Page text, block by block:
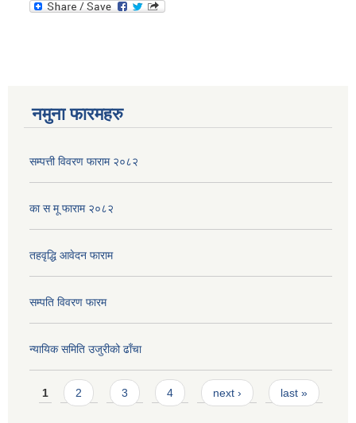
नमुना फारमहरु
सम्पत्ती विवरण फाराम २०८२
का स मू फाराम २०८२
तहवृद्धि आवेदन फाराम
सम्पति विवरण फारम
न्यायिक समिति उजुरीको ढाँचा
Pages
1 2 3 4 next › last »